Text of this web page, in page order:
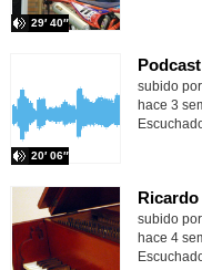
29′ 40″
subido por
20′ 06″
hace 3
subido por
hace 4